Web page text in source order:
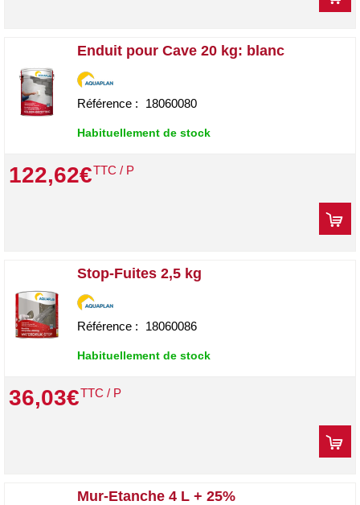
Enduit pour Cave 20 kg: blanc
Référence : 18060080
Habituellement de stock
122,62€TTC / P
Stop-Fuites 2,5 kg
Référence : 18060086
Habituellement de stock
36,03€TTC / P
Mur-Etanche 4 L + 25%